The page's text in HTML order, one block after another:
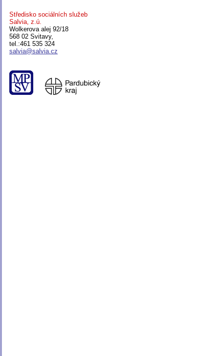
Středisko sociálních služeb
Salvia, z.ú.
Wolkerova alej 92/18
568 02 Svitavy,
tel.:461 535 324
salvia@salvia.cz